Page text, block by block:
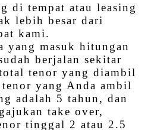
di tempat atau leasing
lebih besar dari
kami.
yang masuk hitungan
berjalan sekitar
tenor yang diambil
yang Anda ambil
adalah 5 tahun, dan
take over,
tinggal 2 atau 2.5